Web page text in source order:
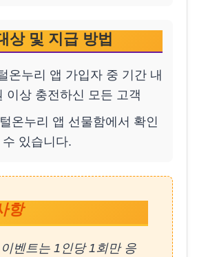
상 및 지급 방법
온누리 앱 가입자 중 기간 내
이상 충전하신 모든 고객
온누리 앱 선물함에서 확인
있습니다.
항
벤트는 1인당 1회만 응